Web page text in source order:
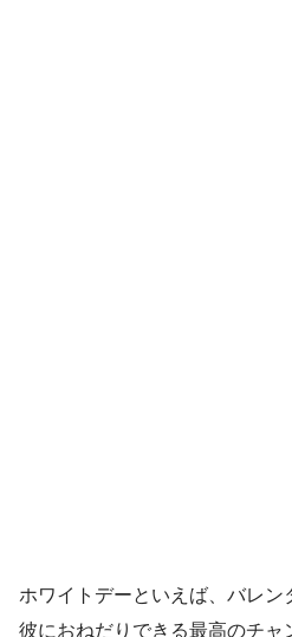
ホワイトデーといえば、バレン
彼におねだりできる最高のチャ